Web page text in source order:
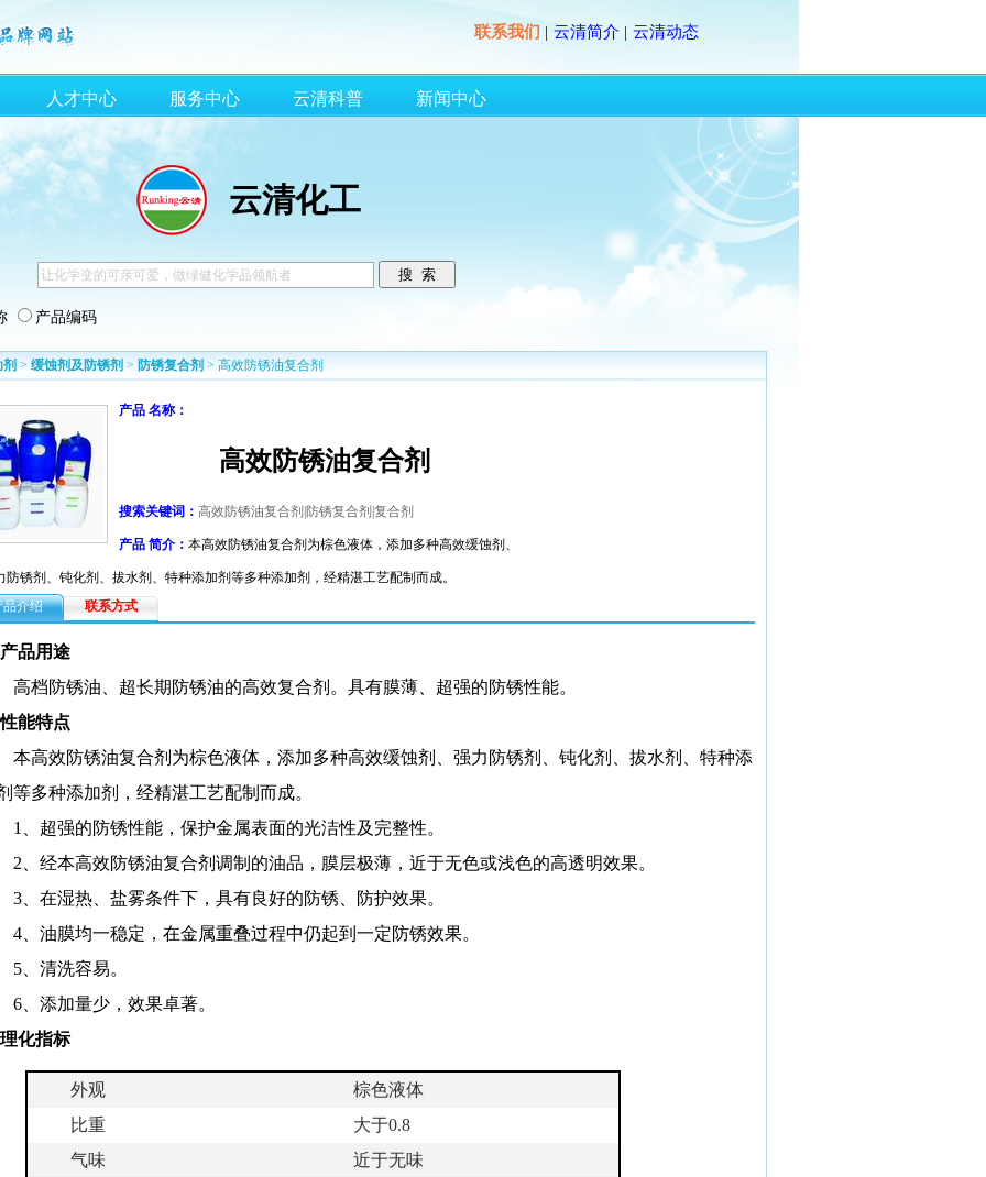
联系我们 云清简介 云清动态
人才中心 服务中心 云清科普 新闻中心
云清化工
产品编码
> 缓蚀剂及防锈剂 > 防锈复合剂 > 高效防锈油复合剂
产品 名称：
高效防锈油复合剂
搜索关键词： 高效防锈油复合剂|防锈复合剂|复合剂
产品 简介： 本高效防锈油复合剂为棕色液体，添加多种高效缓蚀剂、
防锈剂、钝化剂、拔水剂、特种添加剂等多种添加剂，经精湛工艺配制而成。
品介绍
联系方式
品用途
高档防锈油、超长期防锈油的高效复合剂。具有膜薄、超强的防锈性能。
能特点
本高效防锈油复合剂为棕色液体，添加多种高效缓蚀剂、强力防锈剂、钝化剂、拔水剂、特种添
等多种添加剂，经精湛工艺配制而成。
1
、超强的防锈性能，保护金属表面的光洁性及完整性。
2 、经本高效防锈油复合剂调制的油品，膜层极薄，近于无色或浅色的高透明效果。
3、在湿热、盐雾条件下，具有良好的防锈、防护效果。
4、油膜均一稳定，在金属重叠过程中仍起到一定防锈效果。
5、清洗容易。
6、添加量少，效果卓著。
化指标
外观
棕色液体
比重
大于0.8
气味
近于无味